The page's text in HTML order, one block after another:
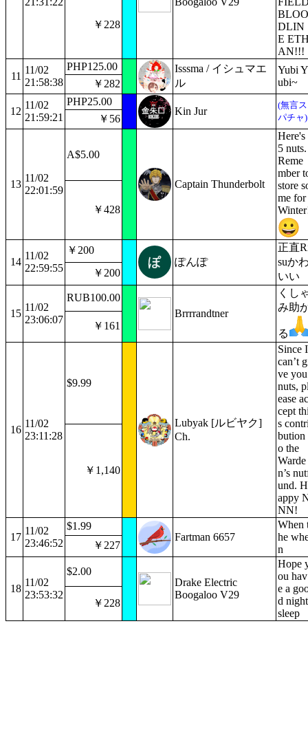
BLOO
DLIN
E
AN!!!
￥228
11
11/02
21:58:38
PHP125.00
Isssma / イシュマエ
ル
Yubi Y
ubi~
￥282
12
11/02
21:59:21
PHP25.00
Kin Jur
(無言ス
パチャ)
￥56
13
11/02
22:01:59
A$5.00
Captain Thunderbolt
Here's
5 nuts.
Reme
mber
store
me for
￥428
14
11/02
22:59:55
￥200
ぽんぽ
正直
suか
いい
￥200
15
11/02
23:06:07
RUB100.00
Brrrrandtner
くし
み助
る
￥161
16
11/02
23:11:28
$9.99
Lubyak [ルビヤク]
Ch.
Since I
can’t
ve you
nuts,
ease ac
cept
s
bution
o the
Warde
n’s
und. H
appy
NN!
￥1,140
17
11/02
23:46:52
$1.99
Fartman 6657
When
he
n
￥227
18
11/02
23:53:32
$2.00
Drake Electric
Boogaloo V29
Hope
ou hav
e a
d night
sleep
￥228